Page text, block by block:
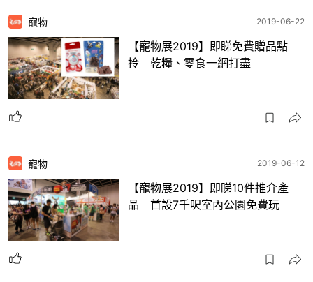
寵物 2019-06-22
【寵物展2019】即睇免費贈品點
拎 乾糧、零食一網打盡
寵物 2019-06-12
【寵物展2019】即睇10件推介產
品 首設7千呎室內公園免費玩